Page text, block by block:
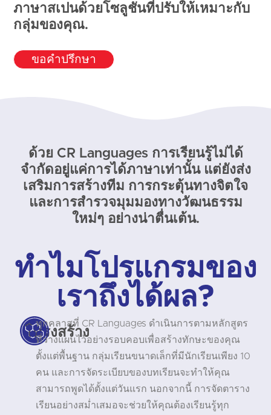
ภาษาสเปนด้วยโซลูชันที่ปรับให้เหมาะกับ
กลุ่มของคุณ.
ขอคำปรึกษา
ด้วย CR Languages การเรียนรู้ไม่ได้
จำกัดอยู่แค่การได้ภาษาเท่านั้น แต่ยังส่ง
เสริมการสร้างทีม การกระตุ้นทางจิตใจ
และการสำรวจมุมมองทางวัฒนธรรม
ใหม่ๆ อย่างน่าตื่นเต้น.
ทำไมโปรแกรมของ
เราถึงได้ผล?
โครงสร้าง
ทุกคลาสที่ CR Languages ดำเนินการตามหลักสูตร
ที่วางแผนไว้อย่างรอบคอบเพื่อสร้างทักษะของคุณ
ตั้งแต่พื้นฐาน กลุ่มเรียนขนาดเล็กที่มีนักเรียนเพียง 10
คน และการจัดระเบียบของบทเรียนจะทำให้คุณ
สามารถพูดได้ตั้งแต่วันแรก นอกจากนี้ การจัดตาราง
เรียนอย่างสม่ำเสมอจะช่วยให้คุณต้องเรียนรู้ทุก